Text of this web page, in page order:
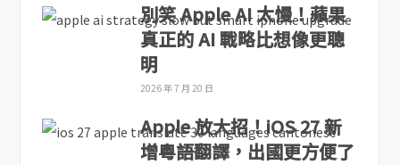
別笑 Apple AI 太慢！蘋果
真正的 AI 戰略比想像更聰
明
2026 年 7 月 20 日
Apple 放大招！iOS 27 新
增粵語翻譯，出國更方便了